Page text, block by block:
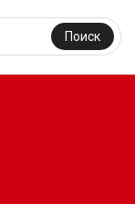
Поиск